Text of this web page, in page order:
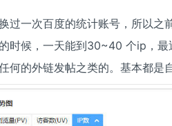
过一次百度的统计账号，所以之
时候，一天能到30~40 个ip，最
何的外链发帖之类的。基本都是